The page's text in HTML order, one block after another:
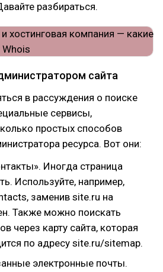
разбираться.
сайта
в рассуждения о поиске
сервисы,
простых способов
ресурса. Вот они:
Иногда страница
Используйте, например,
заменив site.ru на
Также можно поискать
через карту сайта, которая
по адресу site.ru/sitemap.
электронные почты.